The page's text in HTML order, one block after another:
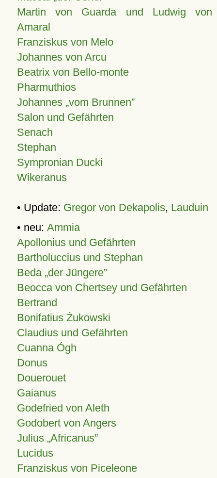
Martin von Guarda und Ludwig von
Amaral
Franziskus von Melo
Johannes von Arcu
Beatrix von Bello-monte
Pharmuthios
Johannes vom Brunnen
Salon und Gefährten
Senach
Stephan
Sympronian Ducki
Wikeranus
• Update: Gregor von Dekapolis, Lauduin
• neu: Ammia
Apollonius und Gefährten
Bartholuccius und Stephan
Beda „der Jüngere”
Beocca von Chertsey und Gefährten
Bertrand
Bonifatius Żukowski
Claudius und Gefährten
Cuanna Ógh
Donus
Douerouet
Gaianus
Godefried von Aleth
Godobert von Angers
Julius Africanus
Lucidus
Franziskus von Piceleone